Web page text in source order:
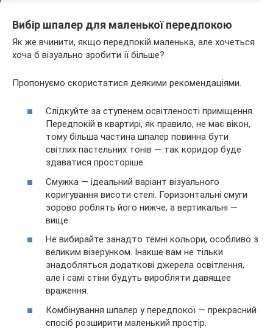
Вибір шпалер для маленької передпокою
Як же вчинити, якщо передпокій маленька, але хочеться
хоча б візуально зробити її більше?
Пропонуємо скористатися деякими рекомендаціями.
Слідкуйте за ступенем освітленості приміщення.
Передпокій в квартирі, як правило, не має вікон,
тому більша частина шпалер повинна бути
світлих пастельних тонів — так коридор буде
здаватися просторіше.
Смужка — ідеальний варіант візуального
коригування висоти стелі. Горизонтальні смуги
зорово роблять його нижче, а вертикальні —
вище.
Не вибирайте занадто темні кольори, особливо з
великим візерунком. Інакше вам не тільки
знадобляться додаткові джерела освітлення,
але і самі стіни будуть виробляти давящее
враження.
Комбінування шпалер у передпокої — прекрасний
спосіб розширити маленький простір.